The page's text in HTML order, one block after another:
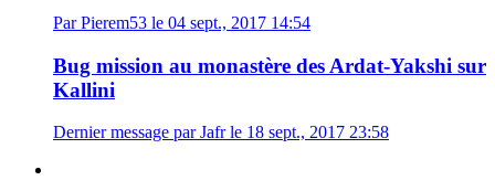
Par Pierem53 le 04 sept., 2017 14:54
Bug mission au monastère des Ardat-Yakshi sur
Kallini
Dernier message par Jafr le 18 sept., 2017 23:58